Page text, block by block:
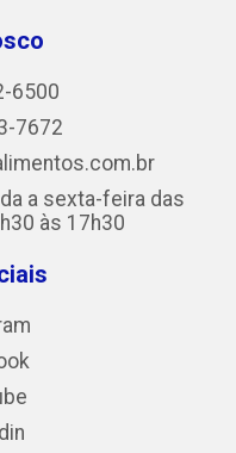
6500
7672
a sexta-feira das
às 17h30